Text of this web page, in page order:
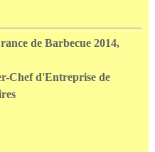
de Barbecue 2014,
Chef d'Entreprise de